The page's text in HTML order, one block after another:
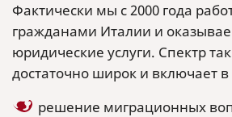
Фактически мы с 2000 года
гражданами Италии и
юридические услуги. Спектр
достаточно широк и включает в
решение миграционных